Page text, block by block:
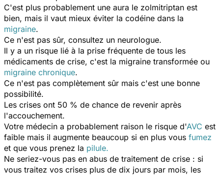
C'est plus probablement une aura le zolmitriptan est
bien, mais il vaut mieux éviter la codéine dans la
migraine.
Ce n'est pas sûr, consultez un neurologue.
Il y a un risque lié à la prise fréquente de tous les
médicaments de crise, c'est la migraine transformée ou
migraine chronique.
Ce n'est pas complètement sûr mais c'est une bonne
possibilité.
Les crises ont 50 % de chance de revenir après
l'accouchement.
Votre médecin a probablement raison le risque d'AVC est
faible mais il augmente beaucoup si en plus vous fumez
et que vous prenez la pilule.
Ne seriez-vous pas en abus de traitement de crise : si
vous traitez vos crises plus de dix jours par mois, les